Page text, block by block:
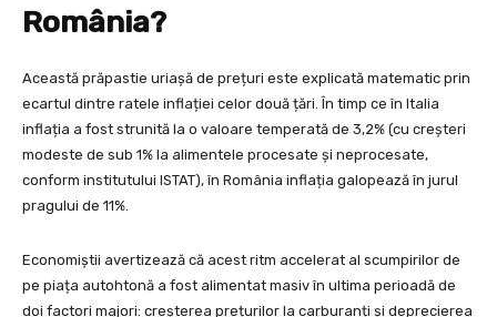
România?
Această prăpastie uriașă de prețuri este explicată matematic prin
ecartul dintre ratele inflației celor două țări. În timp ce în Italia
inflația a fost strunită la o valoare temperată de 3,2% (cu creșteri
modeste de sub 1% la alimentele procesate și neprocesate,
conform institutului ISTAT), în România inflația galopează în jurul
pragului de 11%.
Economiștii avertizează că acest ritm accelerat al scumpirilor de
pe piața autohtonă a fost alimentat masiv în ultima perioadă de
doi factori majori: creșterea prețurilor la carburanți și deprecierea